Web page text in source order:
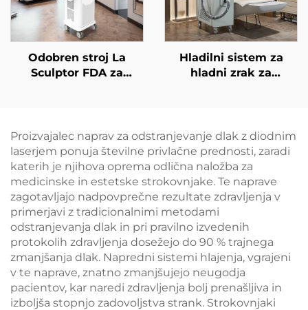
Odobren stroj La
Sculptor FDA za
nm za oblikovanje
telesa in izgubo teže
Hladilni sistem za
hladni zrak za
epidermalno zaščito,
neprekinjeno
brezkontaktno
uporabo v kliničnih
razmerah
Proizvajalec naprav za odstranjevanje dlak z diodnim
laserjem ponuja številne privlačne prednosti, zaradi
katerih je njihova oprema odlična naložba za
medicinske in estetske strokovnjake. Te naprave
zagotavljajo nadpovprečne rezultate zdravljenja v
primerjavi z tradicionalnimi metodami
odstranjevanja dlak in pri pravilno izvedenih
protokolih zdravljenja dosežejo do 90 % trajnega
zmanjšanja dlak. Napredni sistemi hlajenja, vgrajeni
v te naprave, znatno zmanjšujejo neugodja
pacientov, kar naredi zdravljenja bolj prenašljiva in
izboljša stopnjo zadovoljstva strank. Strokovnjaki